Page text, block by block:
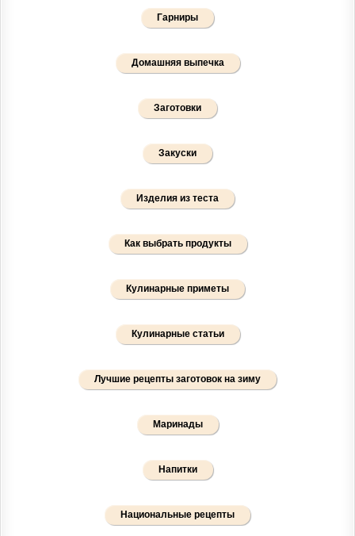
Гарниры
Домашняя выпечка
Заготовки
Закуски
Изделия из теста
Как выбрать продукты
Кулинарные приметы
Кулинарные статьи
Лучшие рецепты заготовок на зиму
Маринады
Напитки
Национальные рецепты